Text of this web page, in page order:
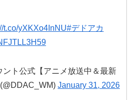
t.co/yXKXo4InNU#デドアカ
ト公式【アニメ放送中＆最新
January 31, 2026